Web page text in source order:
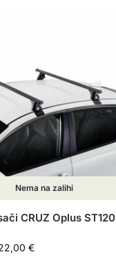
Nema na zalihi
CRUZ Oplus ST120
€